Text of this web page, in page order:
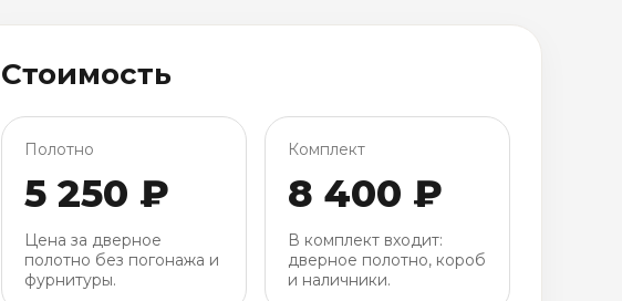
Стоимость
Полотно
5 250 ₽
Цена за дверное
полотно без погонажа и
фурнитуры.
Комплект
8 400 ₽
В комплект входит:
дверное полотно, короб
и наличники.